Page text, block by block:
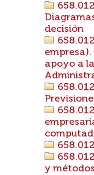
decisión
apoyo a
y